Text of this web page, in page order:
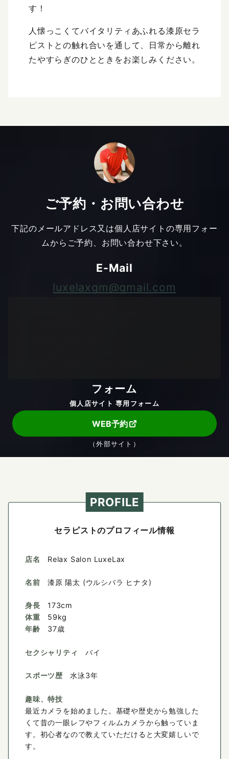
す！
人懐っこくてバイタリティあふれる漆原セラ
ピストとの触れ合いを通して、日常から離れ
たやすらぎのひとときをお楽しみください。
ご予約・お問い合わせ
下記のメールアドレス又は個人店サイトの専用フォー
ムからご予約、お問い合わせ下さい。
E-Mail
luxelaxgm@gmail.com
フォーム
個人店サイト 専用フォーム
WEB予約
（外部サイト）
PROFILE
セラピストのプロフィール情報
店名 Relax Salon LuxeLax
名前 漆原 陽太 (ウルシバラ ヒナタ)
身長
体重
年齢
173cm
59kg
37歳
セクシャリティ バイ
スポーツ歴 水泳3年
趣味、特技
最近カメラを始めました。基礎や歴史から勉強した
くて昔の一眼レフやフィルムカメラから触っていま
す。初心者なので教えていただけると大変嬉しいで
す。